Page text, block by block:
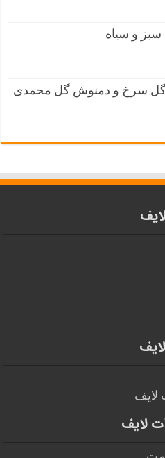
و سیاه
سرخ و دمنوش گل محمدی
لایف
لایف